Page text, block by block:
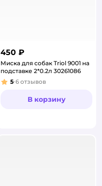
450 ₽
Миска для собак Triol 9001 на
подставке 2*0.2л 30261086
Рейтинг:
5 6 отзывов
В корзину